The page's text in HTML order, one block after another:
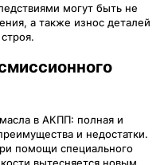
могут быть не
а также износ деталей
в АКПП: полная и
и недостатки.
помощи специального